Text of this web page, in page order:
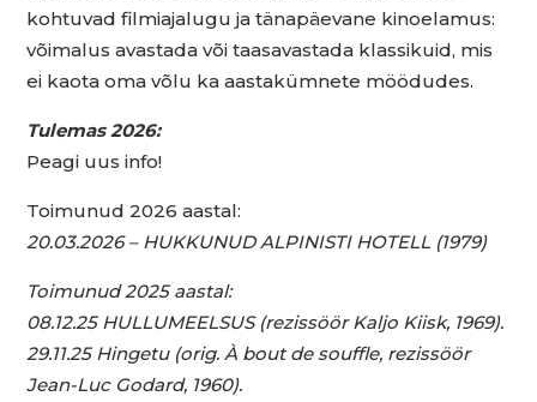
kohtuvad filmiajalugu ja tänapäevane kinoelamus:
võimalus avastada või taasavastada klassikuid, mis
ei kaota oma võlu ka aastakümnete möödudes.
Tulemas 2026:
Peagi uus info!
Toimunud 2026 aastal:
20.03.2026 – HUKKUNUD ALPINISTI HOTELL (1979)
Toimunud 2025 aastal:
08.12.25 HULLUMEELSUS (rezissöör Kaljo Kiisk, 1969).
29.11.25 Hingetu (orig. À bout de souffle, rezissöör
Jean-Luc Godard, 1960).